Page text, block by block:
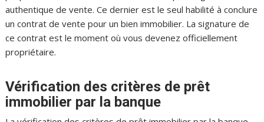
authentique de vente. Ce dernier est le seul habilité à conclure
un contrat de vente pour un bien immobilier. La signature de
ce contrat est le moment où vous devenez officiellement
propriétaire.
Vérification des critères de prêt
immobilier par la banque